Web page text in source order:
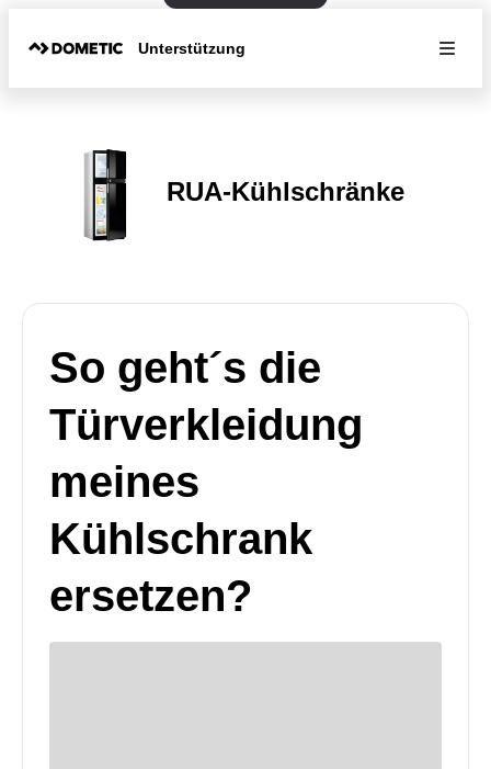
Unterstützung
RUA-Kühlschränke
So geht´s die
Türverkleidung
meines
Kühlschrank
ersetzen?